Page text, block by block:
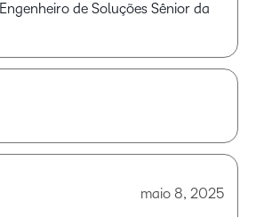
de Soluções Sênior da
maio 8, 2025